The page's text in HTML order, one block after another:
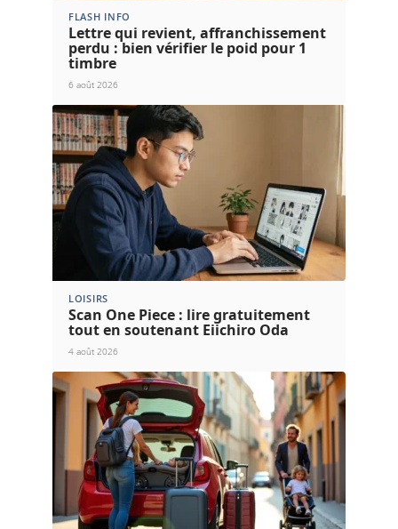
FLASH INFO
Lettre qui revient, affranchissement
perdu : bien vérifier le poid pour 1
timbre
6 août 2026
LOISIRS
Scan One Piece : lire gratuitement
tout en soutenant Eiichiro Oda
4 août 2026